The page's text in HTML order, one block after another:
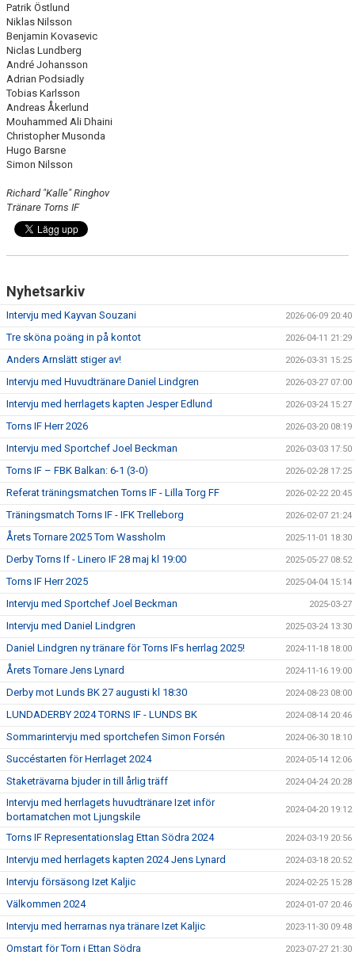
Patrik Östlund
Niklas Nilsson
Benjamin Kovasevic
Niclas Lundberg
André Johansson
Adrian Podsiadly
Tobias Karlsson
Andreas Åkerlund
Mouhammed Ali Dhaini
Christopher Musonda
Hugo Barsne
Simon Nilsson
Richard "Kalle" Ringhov
Tränare Torns IF
Nyhetsarkiv
Intervju med Kayvan Souzani 2026-06-09 20:40
Tre sköna poäng in på kontot 2026-04-11 21:29
Anders Arnslätt stiger av! 2026-03-31 15:25
Intervju med Huvudtränare Daniel Lindgren 2026-03-27 07:00
Intervju med herrlagets kapten Jesper Edlund 2026-03-24 15:27
Torns IF Herr 2026 2026-03-20 08:19
Intervju med Sportchef Joel Beckman 2026-03-03 17:50
Torns IF – FBK Balkan: 6-1 (3-0) 2026-02-28 17:25
Referat träningsmatchen Torns IF - Lilla Torg FF 2026-02-22 20:45
Träningsmatch Torns IF - IFK Trelleborg 2026-02-07 21:24
Årets Tornare 2025 Tom Wassholm 2025-11-01 18:30
Derby Torns If - Linero IF 28 maj kl 19:00 2025-05-27 08:52
Torns IF Herr 2025 2025-04-04 15:14
Intervju med Sportchef Joel Beckman 2025-03-27
Intervju med Daniel Lindgren 2025-03-24 13:30
Daniel Lindgren ny tränare för Torns IFs herrlag 2025! 2024-11-18 18:00
Årets Tornare Jens Lynard 2024-11-16 19:00
Derby mot Lunds BK 27 augusti kl 18:30 2024-08-23 08:00
LUNDADERBY 2024 TORNS IF - LUNDS BK 2024-08-14 20:46
Sommarintervju med sportchefen Simon Forsén 2024-06-30 18:10
Succéstarten för Herrlaget 2024 2024-05-14 12:06
Staketrävarna bjuder in till årlig träff 2024-04-24 20:28
Intervju med herrlagets huvudtränare Izet inför
bortamatchen mot Ljungskile
2024-04-20 19:12
Torns IF Representationslag Ettan Södra 2024 2024-03-19 20:56
Intervju med herrlagets kapten 2024 Jens Lynard 2024-03-18 20:52
Intervju försäsong Izet Kaljic 2024-02-25 15:28
Välkommen 2024 2024-01-07 20:46
Intervju med herrarnas nya tränare Izet Kaljic 2023-11-30 09:48
Omstart för Torn i Ettan Södra 2023-07-27 21:30